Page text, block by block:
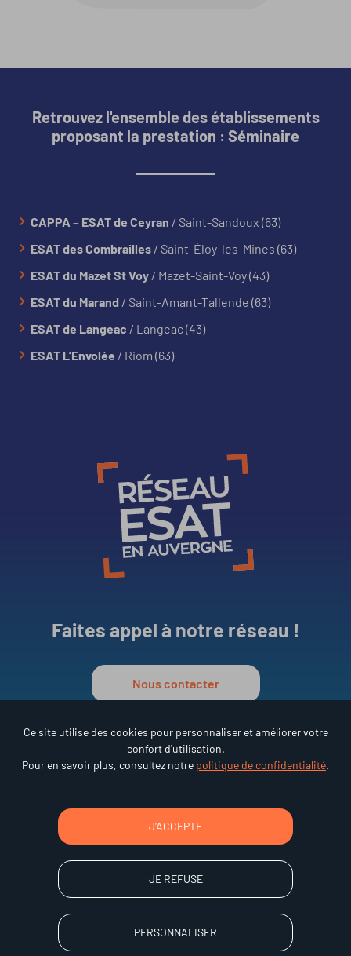
Retrouvez l'ensemble des établissements
proposant la prestation : Séminaire
CAPPA – ESAT de Ceyran / Saint-Sandoux (63)
ESAT des Combrailles / Saint-Éloy-les-Mines (63)
ESAT du Mazet St Voy / Mazet-Saint-Voy (43)
ESAT du Marand / Saint-Amant-Tallende (63)
ESAT de Langeac / Langeac (43)
ESAT L’Envolée / Riom (63)
Faites appel à notre réseau !
Nous contacter
Réseau ESAT en Auvergne
15 rue des Frères Lumière•63000 Clermont-Ferrand
Tél : 04 73 92 68 95
Accessibilité
Ce site utilise des cookies pour personnaliser et améliorer votre
confort d'utilisation.
Pour en savoir plus, consultez notre politique de confidentialité.
J'ACCEPTE
JE REFUSE
PERSONNALISER